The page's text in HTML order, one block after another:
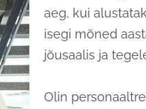
aeg, kui
isegi mõned
jõusaalis ja
Olin